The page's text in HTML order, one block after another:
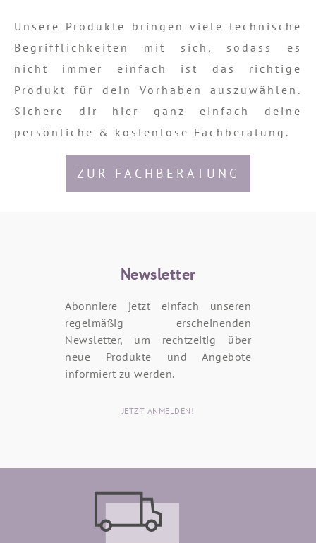
Unsere Produkte bringen viele technische
Begrifflichkeiten mit sich, sodass es
nicht immer einfach ist das richtige
Produkt für dein Vorhaben auszuwählen.
Sichere dir hier ganz einfach deine
persönliche & kostenlose Fachberatung.
ZUR FACHBERATUNG
Newsletter
Abonniere jetzt einfach unseren
regelmäßig erscheinenden
Newsletter, um rechtzeitig über
neue Produkte und Angebote
informiert zu werden.
JETZT ANMELDEN!